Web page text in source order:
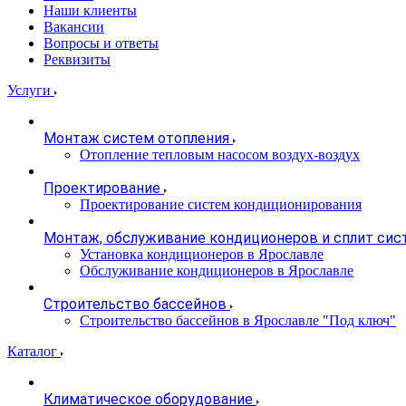
Наши клиенты
Вакансии
Вопросы и ответы
Реквизиты
Услуги
Монтаж систем отопления
Отопление тепловым насосом воздух-воздух
Проектирование
Проектирование систем кондиционирования
Монтаж, обслуживание кондиционеров и сплит
Установка кондиционеров в Ярославле
Обслуживание кондиционеров в Ярославле
Строительство бассейнов
Строительство бассейнов в Ярославле "Под ключ"
Каталог
Климатическое оборудование